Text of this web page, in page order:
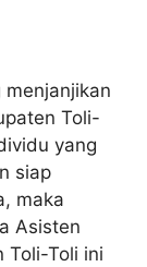
menjanjikan
Toli-
yang
siap
maka
Asisten
Toli-Toli ini